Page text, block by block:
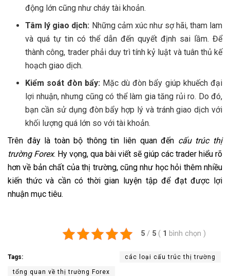
động lớn cũng như cháy tài khoản.
Tâm lý giao dịch: Những cảm xúc như sợ hãi, tham lam
và quá tự tin có thể dẫn đến quyết định sai lầm. Để
thành công, trader phải duy trì tính kỷ luật và tuân thủ kế
hoạch giao dịch.
Kiểm soát đòn bẩy: Mặc dù đòn bẩy giúp khuếch đại
lợi nhuận, nhưng cũng có thể làm gia tăng rủi ro. Do đó,
bạn cần sử dụng đòn bẩy hợp lý và tránh giao dịch với
khối lượng quá lớn so với tài khoản.
Trên đây là toàn bộ thông tin liên quan đến cấu trúc thị
trường Forex. Hy vọng, qua bài viết sẽ giúp các trader hiểu rõ
hơn về bản chất của thị trường, cũng như học hỏi thêm nhiều
kiến ​​thức và cần có thời gian luyện tập để đạt được lợi
nhuận mục tiêu.
5 / 5 ( 1 bình chọn )
Tags: các loại cấu trúc thị trường
tổng quan về thị trường Forex